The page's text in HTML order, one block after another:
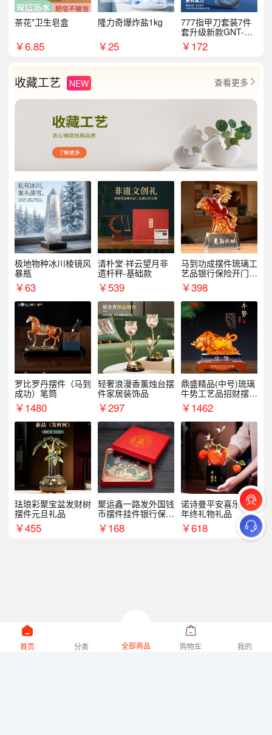
茶花*卫生皂盒
￥6.85
隆力奇爆炸盐1kg
￥25
777指甲刀套装7件
套升级新款GNT-PM
072
￥172
收藏工艺 NEW 查看更多 
极地物种冰川棱镜风
暴瓶
￥63
清朴堂·祥云望月非
遗杆秤-基础款
￥539
马到功成摆件琉璃工
艺品银行保险开门红
周年庆典伴手礼表彰
礼品
￥398
罗比罗丹摆件（马到
成功）笔筒
￥1480
轻奢浪漫香薰烛台摆
件家居装饰品
￥297
鼎盛精品(中号)琉璃
牛势工艺品招财摆件
银行企业商务上市礼
品
￥1462
珐琅彩聚宝盆发财树
摆件元旦礼品
￥455
聚运鑫一路发外国钱
币摆件挂件银行保险
商务礼
￥168
诺诗曼平安喜乐摆件
年终礼物礼品
￥618
首页 分类 全部商品 购物车 我的